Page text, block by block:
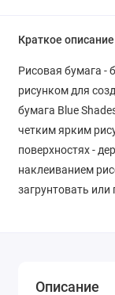
Краткое описание
Рисовая бумага -
рисунком для
бумага Blue
четким ярким
поверхностях -
наклеиванием
загрунтовать или
Описание